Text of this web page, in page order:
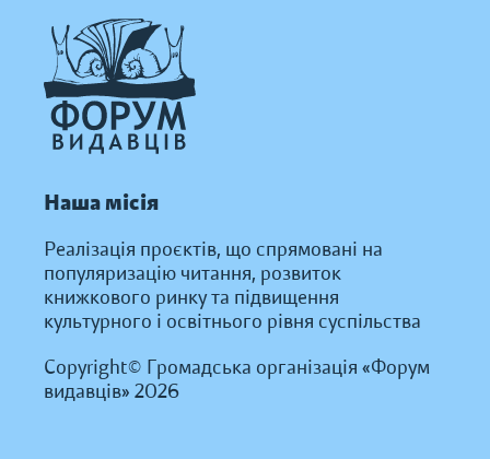
Наша місія
Реалізація проєктів, що спрямовані на
популяризацію читання, розвиток
книжкового ринку та підвищення
культурного і освітнього рівня суспільства
Copyright© Громадська організація «Форум
видавців» 2026